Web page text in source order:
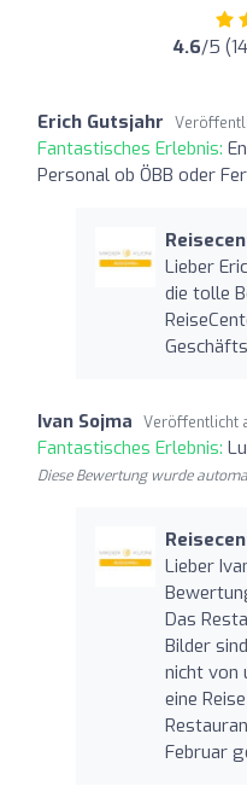
4.6/5
Erich Gutsjahr
Fantastisches Erlebnis:
Personal ob ÖBB oder
Lieber
die tolle
Ivan Sojma Veröffentlicht
Fantastisches Erlebnis:
Diese Bewertung wurde
Lieber
Das
Bilder
nicht von
eine
Februar